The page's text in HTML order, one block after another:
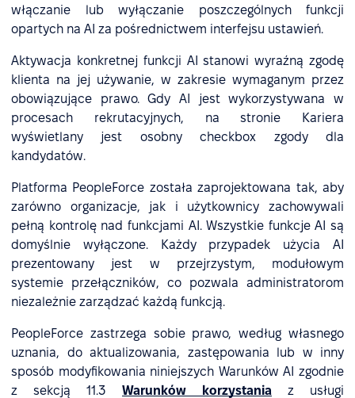
włączanie lub wyłączanie poszczególnych funkcji
opartych na AI za pośrednictwem interfejsu ustawień.
Aktywacja konkretnej funkcji AI stanowi wyraźną zgodę
klienta na jej używanie, w zakresie wymaganym przez
obowiązujące prawo. Gdy AI jest wykorzystywana w
procesach rekrutacyjnych, na stronie Kariera
wyświetlany jest osobny checkbox zgody dla
kandydatów.
Platforma PeopleForce została zaprojektowana tak, aby
zarówno organizacje, jak i użytkownicy zachowywali
pełną kontrolę nad funkcjami AI. Wszystkie funkcje AI są
domyślnie wyłączone. Każdy przypadek użycia AI
prezentowany jest w przejrzystym, modułowym
systemie przełączników, co pozwala administratorom
niezależnie zarządzać każdą funkcją.
PeopleForce zastrzega sobie prawo, według własnego
uznania, do aktualizowania, zastępowania lub w inny
sposób modyfikowania niniejszych Warunków AI zgodnie
z sekcją 11.3 Warunków korzystania z usługi